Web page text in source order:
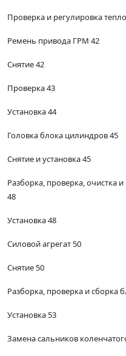
Проверка и регулировка
Ремень привода ГРМ 42
Снятие 42
Проверка 43
Установка 44
Головка блока цилиндров 45
Снятие и установка 45
Разборка, проверка, очистка
48
Установка 48
Силовой агрегат 50
Снятие 50
Разборка, проверка и сборка
Установка 53
Замена сальников